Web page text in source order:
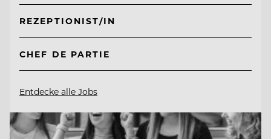
REZEPTIONIST/IN
CHEF DE PARTIE
Entdecke alle Jobs